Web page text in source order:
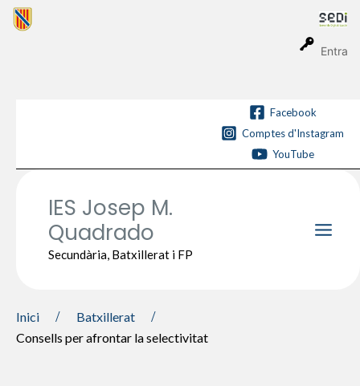
Entra
Vés
Facebook
Comptes d'Instagram
YouTube
IES Josep M.
Quadrado
Secundària, Batxillerat i FP
Inici
Batxillerat
Consells per afrontar la selectivitat